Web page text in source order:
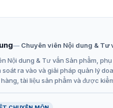
Chuyên viên Nội dung & Tư
Nội dung & Tư vấn Sản phẩm,
soát ra vào và giải pháp quản lý
tài liệu sản phẩm và được